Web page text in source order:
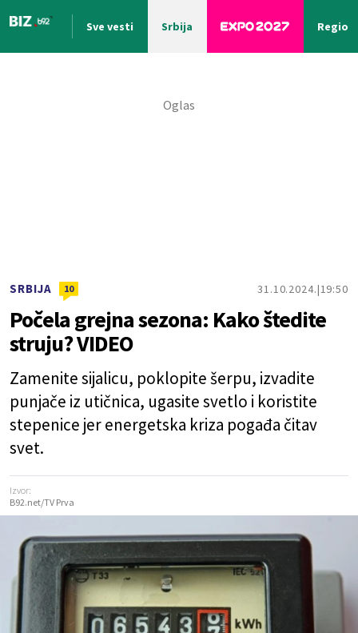
Sve vesti Srbija Region
SRBIJA 10 31.10.2024. 19:50
Počela grejna sezona: Kako štedite
struju? VIDEO
Zamenite sijalicu, poklopite šerpu, izvadite
punjače iz utičnica, ugasite svetlo i koristite
stepenice jer energetska kriza pogađa čitav
svet.
Izvor:
B92.net/TV Prva